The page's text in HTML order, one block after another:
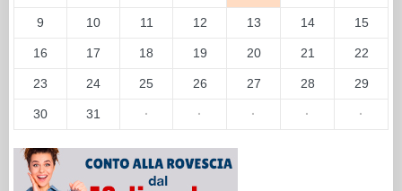
9 10 11 12 13 14 15
16 17 18 19 20 21 22
23 24 25 26 27 28 29
30 31 · · · · ·